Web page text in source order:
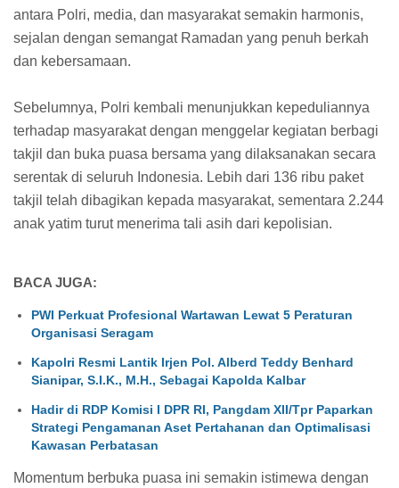
antara Polri, media, dan masyarakat semakin harmonis,
sejalan dengan semangat Ramadan yang penuh berkah
dan kebersamaan.
Sebelumnya, Polri kembali menunjukkan kepeduliannya
terhadap masyarakat dengan menggelar kegiatan berbagi
takjil dan buka puasa bersama yang dilaksanakan secara
serentak di seluruh Indonesia. Lebih dari 136 ribu paket
takjil telah dibagikan kepada masyarakat, sementara 2.244
anak yatim turut menerima tali asih dari kepolisian.
BACA JUGA:
PWI Perkuat Profesional Wartawan Lewat 5 Peraturan
Organisasi Seragam
Kapolri Resmi Lantik Irjen Pol. Alberd Teddy Benhard
Sianipar, S.I.K., M.H., Sebagai Kapolda Kalbar
Hadir di RDP Komisi I DPR RI, Pangdam XII/Tpr Paparkan
Strategi Pengamanan Aset Pertahanan dan Optimalisasi
Kawasan Perbatasan
Momentum berbuka puasa ini semakin istimewa dengan